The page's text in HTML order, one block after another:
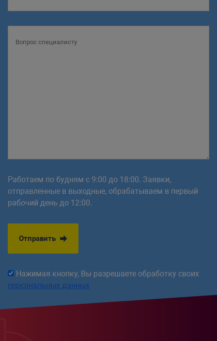
Работаем по будням с 9:00 до 18:00. Заявки,
отправленные в выходные, обрабатываем в первый
рабочий день до 12:00.
Отправить
Нажимая кнопку, Вы разрешаете обработку своих
персональных данных